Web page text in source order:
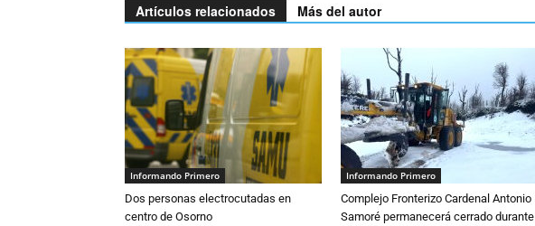
Artículos relacionados Más del autor
Informando Primero
Dos personas electrocutadas en
centro de Osorno
Informando Primero
Complejo Fronterizo Cardenal Antonio
Samoré permanecerá cerrado durante